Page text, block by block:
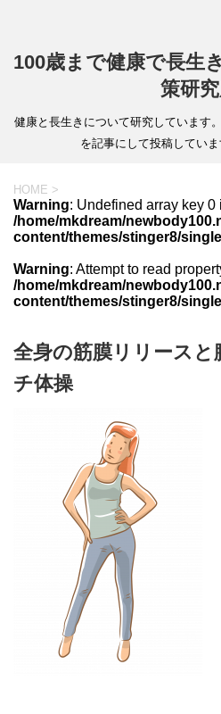
100歳まで健康で長生
策研
健康と長生きについて研究しています
を記事にして投稿していま
HOME >
Warning: Undefined array key 0
/home/mkdream/
content/themes/stinger8/
Warning: Attempt to read
/home/mkdream/
content/themes/stinger8/
全身の筋膜リリースと
チ体操